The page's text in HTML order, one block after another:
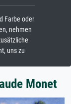
Farbe oder
nehmen
uns zu
Monet